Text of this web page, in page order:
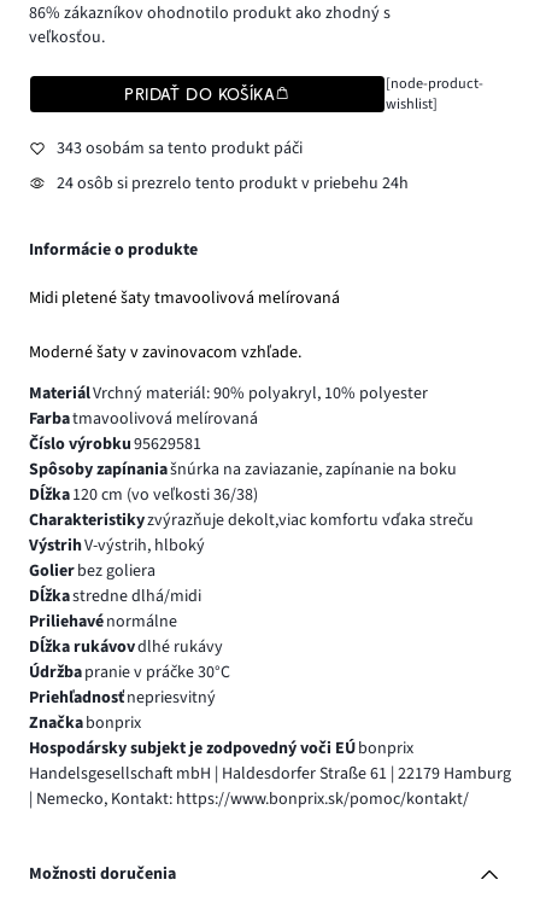
86% zákazníkov ohodnotilo produkt ako zhodný s
veľkosťou.
PRIDAŤ DO KOŠÍKA
[node-product-
wishlist]
343 osobám sa tento produkt páči
24 osôb si prezrelo tento produkt v priebehu 24h
Informácie o produkte
Midi pletené šaty tmavoolivová melírovaná
Moderné šaty v zavinovacom vzhľade.
MateriálVrchný materiál: 90% polyakryl, 10% polyester
Farbatmavoolivová melírovaná
Číslo výrobku95629581
Spôsoby zapínaniašnúrka na zaviazanie, zapínanie na boku
Dĺžka120 cm (vo veľkosti 36/38)
Charakteristikyzvýrazňuje dekolt,viac komfortu vďaka streču
VýstrihV-výstrih, hlboký
Golierbez goliera
Dĺžkastredne dlhá/midi
Priliehavénormálne
Dĺžka rukávovdlhé rukávy
Údržbapranie v práčke 30°C
Priehľadnosťnepriesvitný
Značkabonprix
Hospodársky subjekt je zodpovedný voči EÚbonprix
Handelsgesellschaft mbH | Haldesdorfer Straße 61 | 22179 Hamburg
| Nemecko, Kontakt: https://www.bonprix.sk/pomoc/kontakt/
Možnosti doručenia